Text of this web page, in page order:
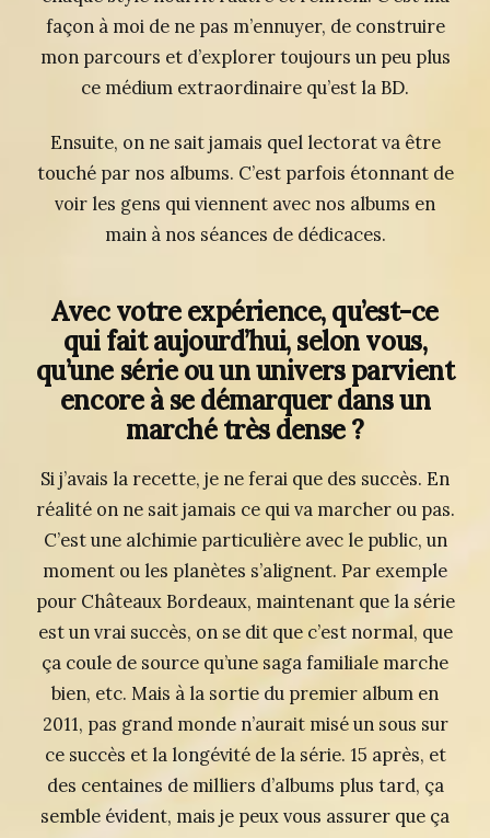
façon à moi de ne pas m’ennuyer, de construire
mon parcours et d’explorer toujours un peu plus
ce médium extraordinaire qu’est la BD.
Ensuite, on ne sait jamais quel lectorat va être
touché par nos albums. C’est parfois étonnant de
voir les gens qui viennent avec nos albums en
main à nos séances de dédicaces.
Avec votre expérience, qu’est-ce
qui fait aujourd’hui, selon vous,
qu’une série ou un univers parvient
encore à se démarquer dans un
marché très dense ?
Si j’avais la recette, je ne ferai que des succès. En
réalité on ne sait jamais ce qui va marcher ou pas.
C’est une alchimie particulière avec le public, un
moment ou les planètes s’alignent. Par exemple
pour Châteaux Bordeaux, maintenant que la série
est un vrai succès, on se dit que c’est normal, que
ça coule de source qu’une saga familiale marche
bien, etc. Mais à la sortie du premier album en
2011, pas grand monde n’aurait misé un sous sur
ce succès et la longévité de la série. 15 après, et
des centaines de milliers d’albums plus tard, ça
semble évident, mais je peux vous assurer que ça